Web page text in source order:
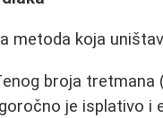
metoda koja
broja tretmana
je isplativo i